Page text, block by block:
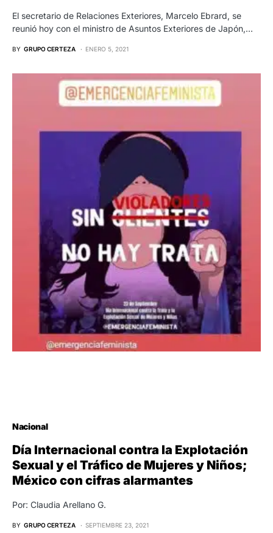
El secretario de Relaciones Exteriores, Marcelo Ebrard, se
reunió hoy con el ministro de Asuntos Exteriores de Japón,…
BY GRUPO CERTEZA ENERO 5, 2021
Nacional
Día Internacional contra la Explotación
Sexual y el Tráfico de Mujeres y Niños;
México con cifras alarmantes
Por: Claudia Arellano G.
BY GRUPO CERTEZA SEPTIEMBRE 23, 2021